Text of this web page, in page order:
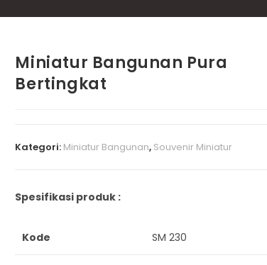
Miniatur Bangunan Pura
Bertingkat
Kategori: Miniatur Bangunan, Souvenir Miniatur
Spesifikasi produk :
Kode SM 230